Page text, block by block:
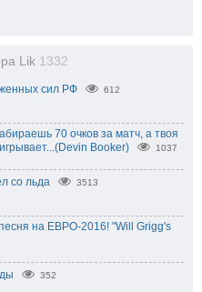
Lik 1332
сил РФ 612
70 очков за матч, а твоя
Booker)
1037
со льда 3513
на ЕВРО-2016! "Will Grigg's
352